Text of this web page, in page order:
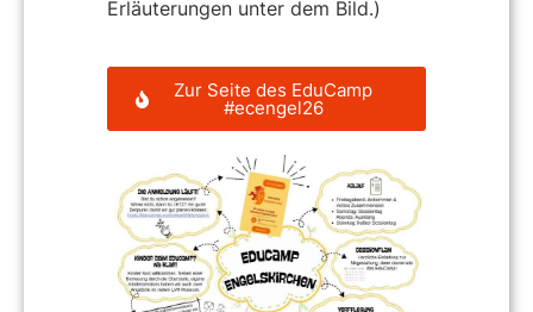
Erläuterungen unter dem Bild.)
Zur Seite des EduCamp
#ecengel26